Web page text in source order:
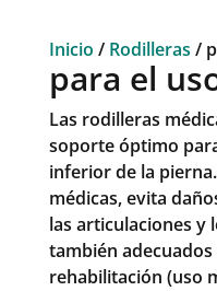
Inicio / Rodilleras /
para el
Las rodilleras
soporte óptimo
inferior de la
médicas, evita
las articulaciones y
también
rehabilitación (uso